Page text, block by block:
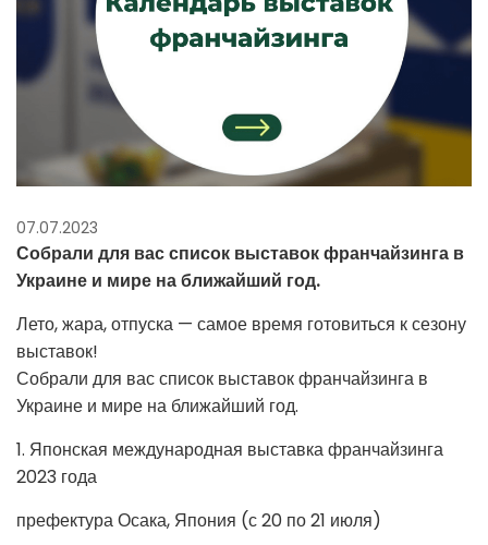
07.07.2023
Собрали для вас список выставок франчайзинга в
Украине и мире на ближайший год.
Лето, жара, отпуска — самое время готовиться к сезону
выставок!
Собрали для вас список выставок франчайзинга в
Украине и мире на ближайший год.
1. Японская международная выставка франчайзинга
2023 года
префектура Осака, Япония (с 20 по 21 июля)